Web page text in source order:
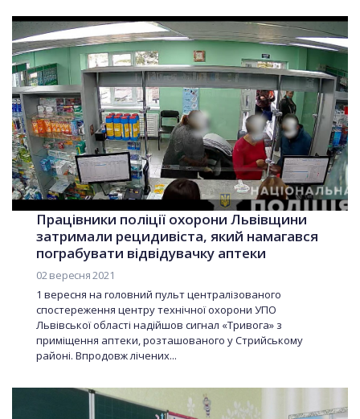
Працівники поліції охорони Львівщини
затримали рецидивіста, який намагався
пограбувати відвідувачку аптеки
02 вересня 2021
1 вересня на головний пульт централізованого
спостереження центру технічної охорони УПО
Львівської області надійшов сигнал «Тривога» з
приміщення аптеки, розташованого у Стрийському
районі. Впродовж лічених...